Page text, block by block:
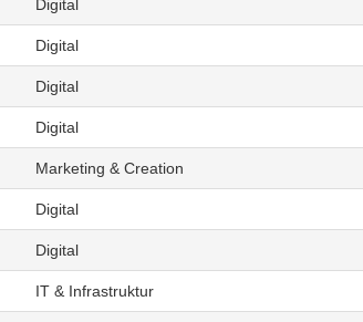
Digital
Digital
Digital
Digital
Marketing & Creation
Digital
Digital
IT & Infrastruktur